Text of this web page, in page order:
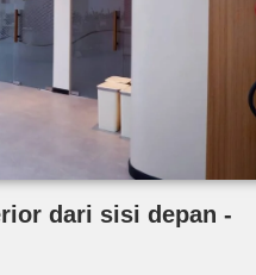
dari sisi depan -